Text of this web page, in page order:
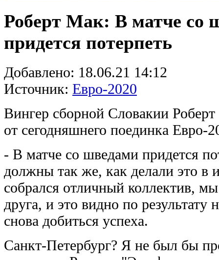
Роберт Мак: В матче со
придется потерпеть
Добавлено: 18.06.21 14:12
Источник: Евро-2020
Вингер сборной Словакии
от сегодняшнего поединка
- В матче со шведами придется
должны так же, как делали это в
собрался отличный коллектив,
друга, и это видно по
снова добиться успеха.
Санкт-Петербург? Я не был бы